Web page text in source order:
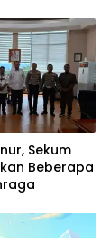
Sekum
Beberapa